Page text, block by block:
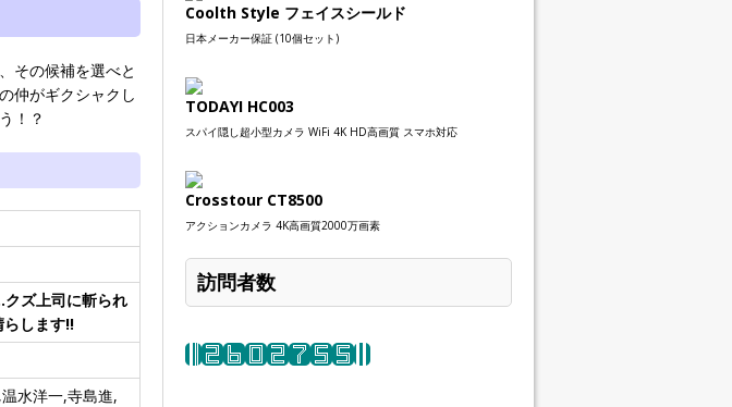
その候補を選べと
仲がギクシャクし
！？
ズ上司に斬られ
します!!
水洋一,寺島進,
Coolth Style フェイスシールド
日本メーカー保証 (10個セット)
TODAYI HC003
スパイ隠し超小型カメラ WiFi 4K HD高画質 スマホ対応
Crosstour CT8500
アクションカメラ 4K高画質2000万画素
訪問者数